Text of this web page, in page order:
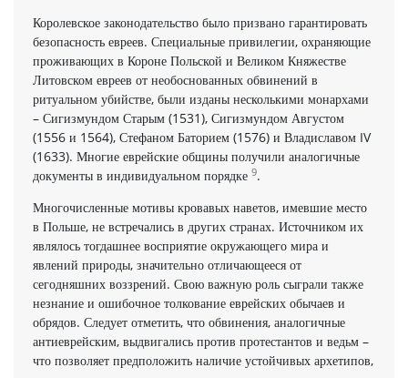
Королевское законодательство было призвано гарантировать
безопасность евреев. Специальные привилегии, охраняющие
проживающих в Короне Польской и Великом Княжестве
Литовском евреев от необоснованных обвинений в
ритуальном убийстве, были изданы несколькими монархами
– Сигизмундом Старым (1531), Сигизмундом Августом
(1556 и 1564), Стефаном Баторием (1576) и Владиславом IV
(1633). Многие еврейские общины получили аналогичные
документы в индивидуальном порядке 9.
Многочисленные мотивы кровавых наветов, имевшие место
в Польше, не встречались в других странах. Источником их
являлось тогдашнее восприятие окружающего мира и
явлений природы, значительно отличающееся от
сегодняшних воззрений. Свою важную роль сыграли также
незнание и ошибочное толкование еврейских обычаев и
обрядов. Следует отметить, что обвинения, аналогичные
антиеврейским, выдвигались против протестантов и ведьм –
что позволяет предположить наличие устойчивых архетипов,